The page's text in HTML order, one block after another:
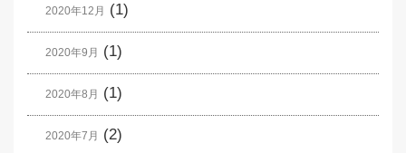
2020年12月 (1)
2020年9月 (1)
2020年8月 (1)
2020年7月 (2)